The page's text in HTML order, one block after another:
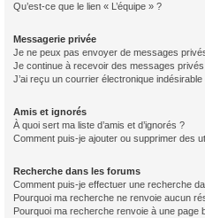
Qu’est-ce que le lien « L’équipe » ?
Messagerie privée
Je ne peux pas envoyer de messages
Je continue à recevoir des messages
J’ai reçu un courrier électronique
Amis et ignorés
À quoi sert ma liste d’amis et d’ignorés ?
Comment puis-je ajouter ou supprimer des
Recherche dans les forums
Comment puis-je effectuer une recherche
Pourquoi ma recherche ne renvoie aucun
Pourquoi ma recherche renvoie à une page